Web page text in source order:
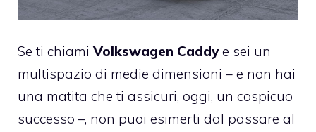
Se ti chiamiVolkswagen Caddye sei un
multispazio di medie dimensioni – e non hai
una matita che ti assicuri, oggi, un cospicuo
successo –, non puoi esimerti dal passare al